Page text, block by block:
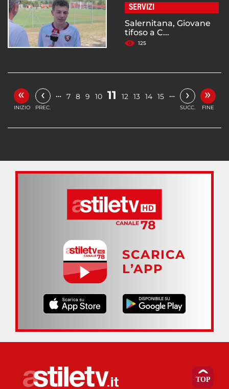
SERVIZI
Salernitana, Giovane
tifoso a C...
125
«
INIZIO
‹
PREC.
… 7 8 9 10 11 12 13 14 15 … ›
SUCC.
»
FINE
SCARICA
L’APP